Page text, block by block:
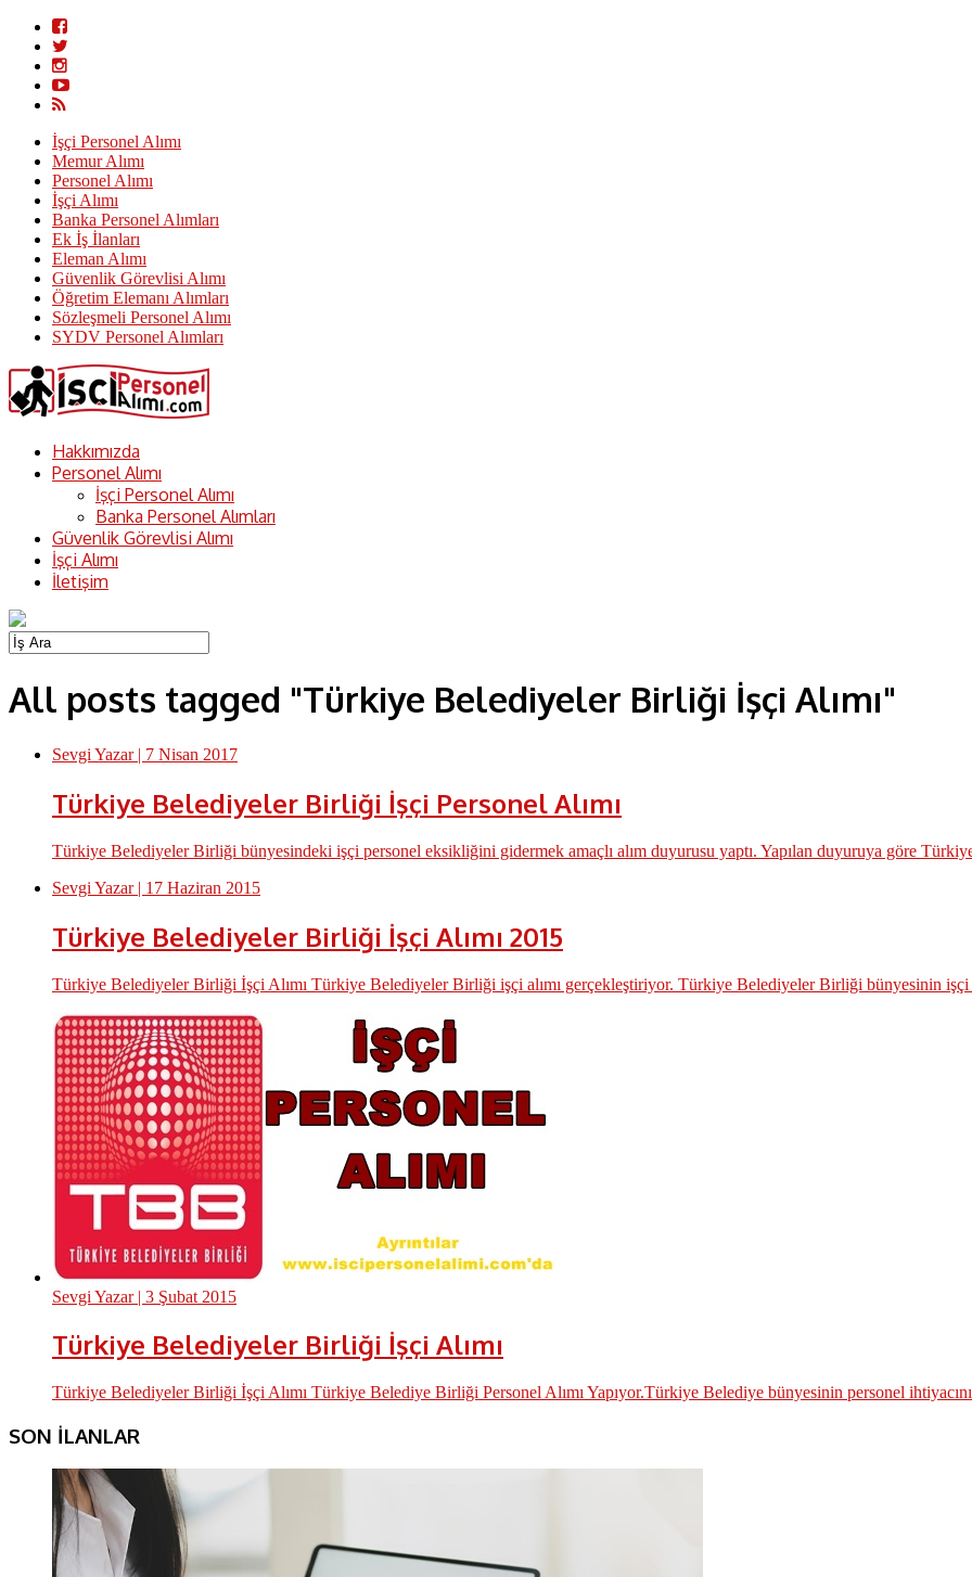
İşçi Personel Alımı
Memur Alımı
Personel Alımı
İşçi Alımı
Banka Personel Alımları
Ek İş İlanları
Eleman Alımı
Güvenlik Görevlisi Alımı
Öğretim Elemanı Alımları
Sözleşmeli Personel Alımı
SYDV Personel Alımları
Hakkımızda
Personel Alımı
İşçi Personel Alımı
Banka Personel Alımları
Güvenlik Görevlisi Alımı
İşçi Alımı
İletişim
All posts tagged "Türkiye Belediyeler Birliği İşçi Alımı"
Sevgi Yazar| 7 Nisan 2017
Türkiye Belediyeler Birliği İşçi Personel Alımı
Türkiye Belediyeler Birliği bünyesindeki işçi personel eksikliğini gidermek amaçlı alım duyurusu yaptı. Yapılan duyuruya göre
Sevgi Yazar| 17 Haziran 2015
Türkiye Belediyeler Birliği İşçi Alımı 2015
Türkiye Belediyeler Birliği İşçi Alımı Türkiye Belediyeler Birliği işçi alımı gerçekleştiriyor. Türkiye Belediyeler Birliği bünyesinin işçi
Sevgi Yazar| 3 Şubat 2015
Türkiye Belediyeler Birliği İşçi Alımı
Türkiye Belediyeler Birliği İşçi Alımı Türkiye Belediye Birliği Personel Alımı Yapıyor.Türkiye Belediye bünyesinin personel
SON İLANLAR